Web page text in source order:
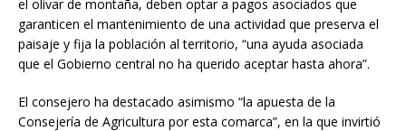
el olivar de montaña, deben optar a pagos asociados que
garanticen el mantenimiento de una actividad que preserva el
paisaje y fija la población al territorio, “una ayuda asociada
que el Gobierno central no ha querido aceptar hasta ahora”.
El consejero ha destacado asimismo “la apuesta de la
Consejería de Agricultura por esta comarca”, en la que invirtió